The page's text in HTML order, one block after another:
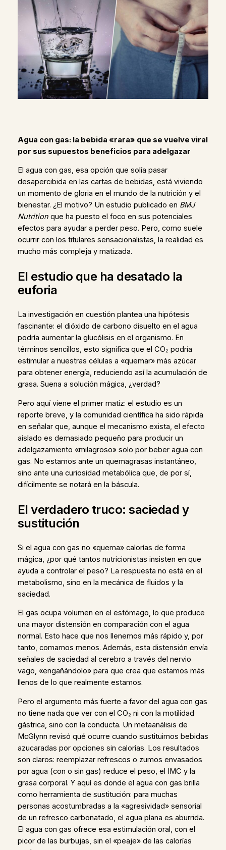
Agua con gas: la bebida «rara» que se vuelve viral
por sus supuestos beneficios para adelgazar
El agua con gas, esa opción que solía pasar
desapercibida en las cartas de bebidas, está viviendo
un momento de gloria en el mundo de la nutrición y el
bienestar. ¿El motivo? Un estudio publicado en BMJ
Nutritionque ha puesto el foco en sus potenciales
efectos para ayudar a perder peso. Pero, como suele
ocurrir con los titulares sensacionalistas, la realidad es
mucho más compleja y matizada.
El estudio que ha desatado la
euforia
La investigación en cuestión plantea una hipótesis
fascinante: el dióxido de carbono disuelto en el agua
podría aumentar la glucólisis en el organismo. En
términos sencillos, esto significa que el CO₂ podría
estimular a nuestras células a «quemar» más azúcar
para obtener energía, reduciendo así la acumulación de
grasa. Suena a solución mágica, ¿verdad?
Pero aquí viene el primer matiz: el estudio es un
reporte breve, y la comunidad científica ha sido rápida
en señalar que, aunque el mecanismo exista, el efecto
aislado es demasiado pequeño para producir un
adelgazamiento «milagroso» solo por beber agua con
gas. No estamos ante un quemagrasas instantáneo,
sino ante una curiosidad metabólica que, de por sí,
difícilmente se notará en la báscula.
El verdadero truco: saciedad y
sustitución
Si el agua con gas no «quema» calorías de forma
mágica, ¿por qué tantos nutricionistas insisten en que
ayuda a controlar el peso? La respuesta no está en el
metabolismo, sino en la mecánica de fluidos y la
saciedad.
El gas ocupa volumen en el estómago, lo que produce
una mayor distensión en comparación con el agua
normal. Esto hace que nos llenemos más rápido y, por
tanto, comamos menos. Además, esta distensión envía
señales de saciedad al cerebro a través del nervio
vago, «engañándolo» para que crea que estamos más
llenos de lo que realmente estamos.
Pero el argumento más fuerte a favor del agua con gas
no tiene nada que ver con el CO₂ ni con la motilidad
gástrica, sino con la conducta. Un metaanálisis de
McGlynn revisó qué ocurre cuando sustituimos bebidas
azucaradas por opciones sin calorías. Los resultados
son claros: reemplazar refrescos o zumos envasados
por agua (con o sin gas) reduce el peso, el IMC y la
grasa corporal. Y aquí es donde el agua con gas brilla
como herramienta de sustitución: para muchas
personas acostumbradas a la «agresividad» sensorial
de un refresco carbonatado, el agua plana es aburrida.
El agua con gas ofrece esa estimulación oral, con el
picor de las burbujas, sin el «peaje» de las calorías